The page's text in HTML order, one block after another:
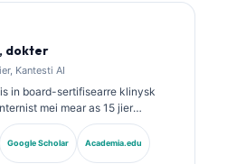
dokter
Kantesti AI
in board-sertifisearre klinysk
mei mear as 15 jier
en AI-
analyze. As Chief Medical
AI jout hy klinysk tafersjoch op de
Google Scholar Academia.edu